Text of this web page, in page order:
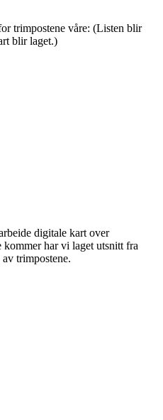
trimpostene våre: (Listen blir
blir laget.)
digitale kart over
har vi laget utsnitt fra
trimpostene.